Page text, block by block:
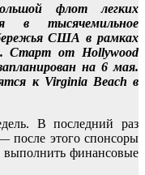
флот легких
в тысячемильное
США в рамках
Старт от Hollywood
на 6 мая.
к Virginia Beach в
В последний раз
после этого спонсоры
выполнить финансовые